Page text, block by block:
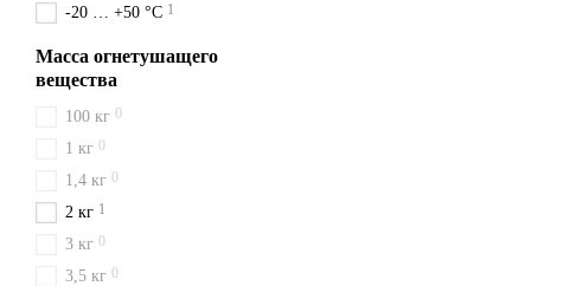
-20 … +50 °C 1
Масса огнетушащего
вещества
100 кг 0
1 кг 0
1,4 кг 0
2 кг 1
3 кг 0
3,5 кг 0